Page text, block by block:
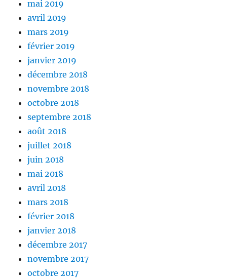
mai 2019
avril 2019
mars 2019
février 2019
janvier 2019
décembre 2018
novembre 2018
octobre 2018
septembre 2018
août 2018
juillet 2018
juin 2018
mai 2018
avril 2018
mars 2018
février 2018
janvier 2018
décembre 2017
novembre 2017
octobre 2017